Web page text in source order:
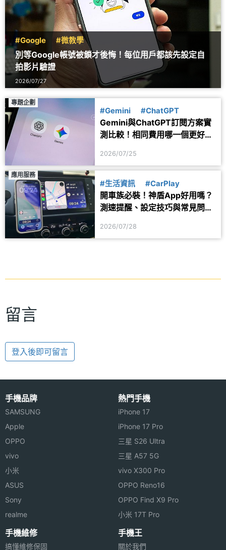
#Google #微教學
別等Google帳號被鎖才後悔！每位用戶都該先設定自
拍影片驗證
2026/07/27
專題企劃
#Gemini #ChatGPT
Gemini與ChatGPT訂閱方案實
測比較！相同費用哪一個更好
2026/07/25
應用服務
#生活資訊 #CarPlay
開車族必裝！神盾App好用嗎？
測速提醒、設定技巧與常見問題
2026/07/28
留言
登入後即可留言
手機品牌
SAMSUNG
Apple
OPPO
vivo
小米
ASUS
Sony
realme
熱門手機
iPhone 17
iPhone 17 Pro
三星 S26 Ultra
三星 A57 5G
vivo X300 Pro
OPPO Reno16
OPPO Find X9 Pro
小米 17T Pro
手機維修
搞懂維修保固
手機王
關於我們